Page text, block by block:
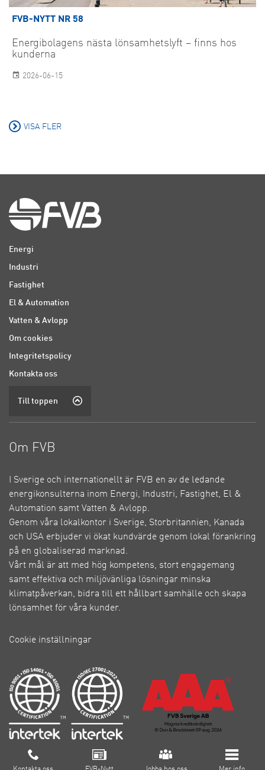
FVB-NYTT NR 58
Energibolagens nästa lönsamhetslyft – finns hos
kunderna
2026-06-15
VISA FLER
Om FVB
Energi
Industri
Fastighet
El & Automation
Vatten & Avlopp
Om cookies
Integritetspolicy
Kontakta oss
Till toppen
Om FVB
I Sverige och internationellt är FVB en av de ledande
energikonsulterna inom Energi, Industri, Fastighet, El &
Automation samt Vatten & Avlopp.
Genom våra lokalkontor i Sverige, Storbritannien, Kanada
och USA erbjuder vi ökat kundvärde genom lokal förankring
på en globaliserad marknad.
Vårt mål är att med hög kompetens, stort engagemang
samt effektiva och miljövänliga lösningar minska
klimatpåverkan, bidra till ett hållbart samhälle och skapa
lönsamhet för våra kunder.
Cookie inställningar